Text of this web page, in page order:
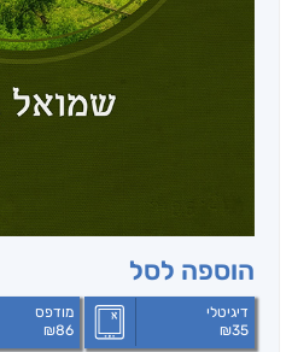
הוספה לסל
דיגיטלי
₪35
מודפס
₪86